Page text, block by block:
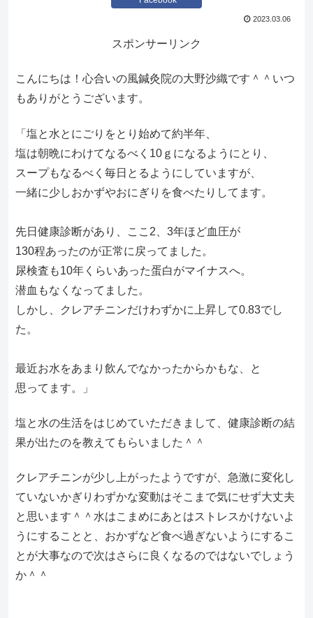
2023.03.06
スポンサーリンク
こんにちは！心合いの風鍼灸院の大野沙織です＾＾いつ
もありがとうございます。
「塩と水とにごりをとり始めて約半年、
塩は朝晩にわけてなるべく10ｇになるようにとり、
スープもなるべく毎日とるようにしていますが、
一緒に少しおかずやおにぎりを食べたりしてます。
先日健康診断があり、ここ2、3年ほど血圧が
130程あったのが正常に戻ってました。
尿検査も10年くらいあった蛋白がマイナスへ。
潜血もなくなってました。
しかし、クレアチニンだけわずかに上昇して0.83でし
た。
最近お水をあまり飲んでなかったからかもな、と
思ってます。」
塩と水の生活をはじめていただきまして、健康診断の結
果が出たのを教えてもらいました＾＾
クレアチニンが少し上がったようですが、急激に変化し
ていないかぎりわずかな変動はそこまで気にせず大丈夫
と思います＾＾水はこまめにあとはストレスかけないよ
うにすることと、おかずなど食べ過ぎないようにするこ
とが大事なので次はさらに良くなるのではないでしょう
か＾＾